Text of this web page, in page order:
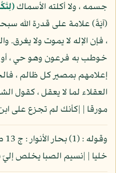
جسمه ، ولا أكلته الأسماك
(آيَةً) علامة على قدرة الله
، فإن الإله لا يموت ولا يغرق.
خوطب به فرعون وهو حي ، أو
إعلامهم بمصير كل ظالم ،
العقلاء لما لا يعقل ، كقول
مورقا | |كأنك لم تجزع على
خليا | |نسيم الصبا يخلص إليّ